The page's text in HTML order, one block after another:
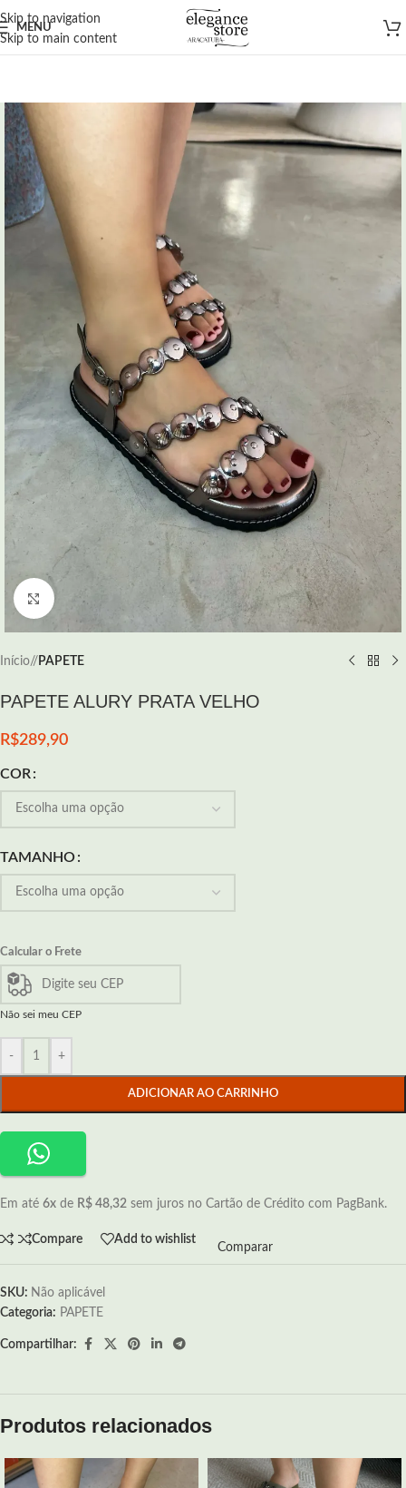
Skip to navigation
Skip to main content
MENU
Click to enlarge
Início/ PAPETE
PAPETE ALURY PRATA VELHO
R$289,90
COR
TAMANHO
Calcular o Frete
Não sei meu CEP
- +
ADICIONAR AO CARRINHO
Em até 6x de R$ 48,32 sem juros no Cartão de Crédito com PagBank.
Compare Add to wishlist
Comparar
SKU: Não aplicável
Categoria: PAPETE
Compartilhar:
Produtos relacionados